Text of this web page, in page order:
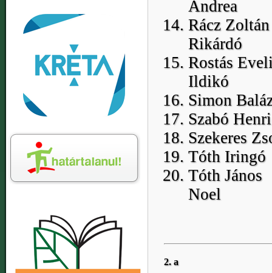
Andrea
Rácz Zoltán
Rikárdó
Rostás
Ildikó
Simon
Szabó
Szekeres
Tóth Iringó
Tóth János
Noel
2. a